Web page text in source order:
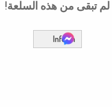
لم تبقى من هذه السلعة!
Inform